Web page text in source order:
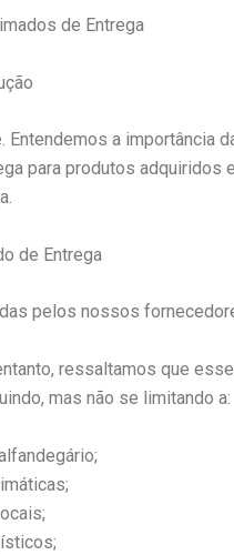
de Entrega
a importância
para produtos adquiridos
de Entrega
pelos nossos
ressaltamos que
mas não se limitando a: